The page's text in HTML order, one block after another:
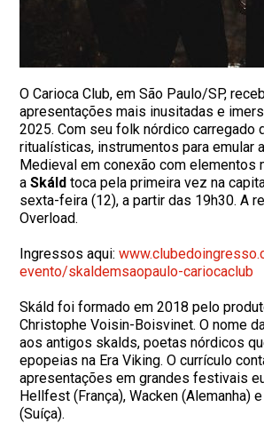
O Carioca Club, em São Paulo/SP,
apresentações mais inusitadas e
2025. Com seu folk nórdico carregado
ritualísticas, instrumentos para emular
Medieval em conexão com elementos
aSkáld toca pela primeira vez na
sexta-feira (12), a partir das 19h30. A
Overload.
Ingressos aqui:
evento/skaldemsaopaulo-cariocaclub
Skáld foi formado em 2018 pelo
Christophe Voisin-Boisvinet. O nome
aos antigos skalds, poetas nórdicos
epopeias na Era Viking. O currículo
apresentações em grandes festivais
Hellfest (França), Wacken (Alemanha) e
(Suíça).